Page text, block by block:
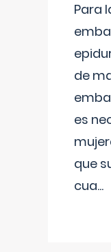
Para
de
es
que
cua...